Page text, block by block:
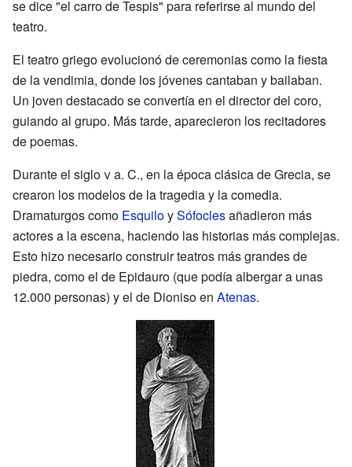
se dice "el carro de Tespis" para referirse al mundo del
teatro.
El teatro griego evolucionó de ceremonias como la fiesta
de la vendimia, donde los jóvenes cantaban y bailaban.
Un joven destacado se convertía en el director del coro,
guiando al grupo. Más tarde, aparecieron los recitadores
de poemas.
Durante el siglova. C., en la época clásica de Grecia, se
crearon los modelos de la tragedia y la comedia.
Dramaturgos como EsquiloySófoclesañadieron más
actores a la escena, haciendo las historias más complejas.
Esto hizo necesario construir teatros más grandes de
piedra, como el de Epidauro (que podía albergar a unas
12.000 personas) y el de Dioniso en Atenas.